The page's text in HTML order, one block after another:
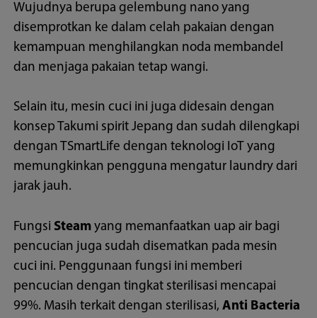
Wujudnya berupa gelembung nano yang
disemprotkan ke dalam celah pakaian dengan
kemampuan menghilangkan noda membandel
dan menjaga pakaian tetap wangi.
Selain itu, mesin cuci ini juga didesain dengan
konsep Takumi spirit Jepang dan sudah dilengkapi
dengan TSmartLife dengan teknologi IoT yang
memungkinkan pengguna mengatur laundry dari
jarak jauh.
Fungsi Steamyang memanfaatkan uap air bagi
pencucian juga sudah disematkan pada mesin
cuci ini. Penggunaan fungsi ini memberi
pencucian dengan tingkat sterilisasi mencapai
99%. Masih terkait dengan sterilisasi,Anti Bacteria